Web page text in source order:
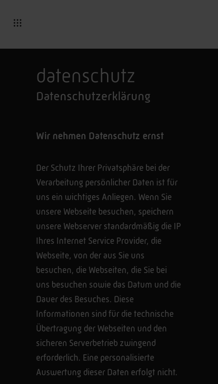
datenschutz
Datenschutz­erklärung
Wir nehmen Datenschutz ernst
Der Schutz Ihrer Privatsphäre bei der
Verarbeitung persönlicher Daten ist für
uns ein wichtiges Anliegen. Wenn Sie
unsere Webseite besuchen, speichern
unsere Webserver standardmäßig die IP
Ihres Internet Service Provider, die
Webseite, von der aus Sie uns
besuchen, die Webseiten, die Sie bei
uns besuchen sowie das Datum und die
Dauer des Besuches. Diese
Informationen sind für die technische
Übertragung der Webseiten und den
sicheren Serverbetrieb zwingend
erforderlich. Eine personalisierte
Auswertung dieser Daten erfolgt nicht.